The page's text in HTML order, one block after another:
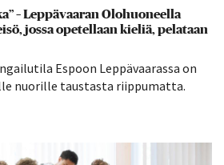
– Leppävaaran Olohuoneella
jossa opetellaan kieliä, pelataan
Espoon Leppävaarassa on
nuorille taustasta riippumatta.